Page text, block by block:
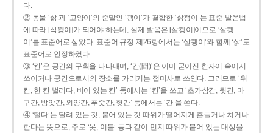
다.
② 동물 ‘삵’과 ‘고양이’의 준말인 ‘괭이’가 결합한 ‘삵괭이’는 표준 발음법
에 따라 [삭꽹이]가 되어야 하는데, 실제 발음은 [살쾡이]이므로 ‘살쾡
이’를 표준어로 삼았다. 표준어 규정 제26항에서는 ‘살쾡이’와 함께 ‘삵’도
표준어로 인정하였다.
③ ‘칸’은 공간의 구획을 나타내며, ‘간(間)’은 이미 굳어진 한자어 속에서
쓰이거나 공간으로서의 장소를 가리키는 접미사로 쓰인다. 그러므로 ‘위
칸, 한 칸 벌리다, 비어 있는 칸’ 등에서는 ‘칸’을 쓰고 ‘초가삼간, 뒷간, 마
구간, 방앗간, 외양간, 푸줏간, 헛간’ 등에서는 ‘간’을 쓴다.
④ ‘털다’는 달려 있는 것, 붙어 있는 것 따위가 떨어지게 흔들거나 치거나
한다는 뜻으로, 주로 ‘옷, 이불’ 등과 같이 먼지 따위가 붙어 있는 대상을